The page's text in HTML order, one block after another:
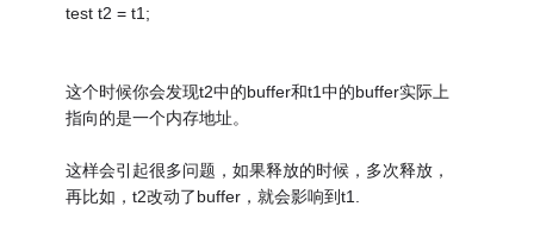
test t2 = t1;
这个时候你会发现t2中的buffer和t1中的buffer实际上
指向的是一个内存地址。
这样会引起很多问题，如果释放的时候，多次释放，
再比如，t2改动了buffer，就会影响到t1.